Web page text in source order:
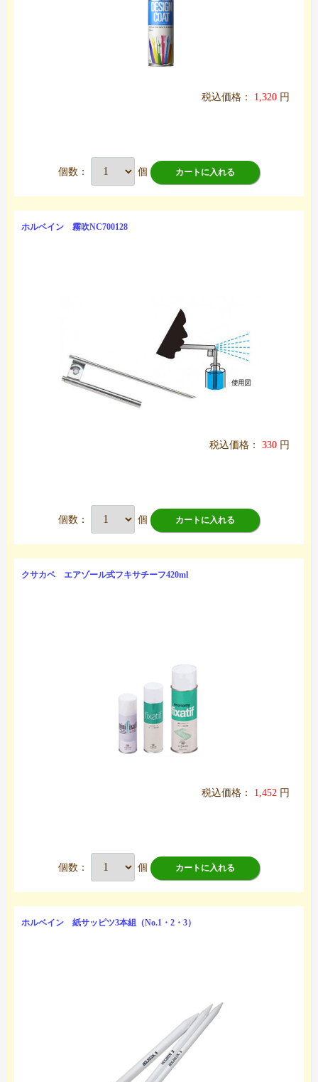
税込価格： 1,320 円
個数： 個 カートに入れる
ホルベイン 霧吹NC700128
税込価格： 330 円
個数： 個 カートに入れる
クサカベ エアゾール式フキサチーフ420ml
税込価格： 1,452 円
個数： 個 カートに入れる
ホルベイン 紙サッピツ3本組（No.1・2・3）